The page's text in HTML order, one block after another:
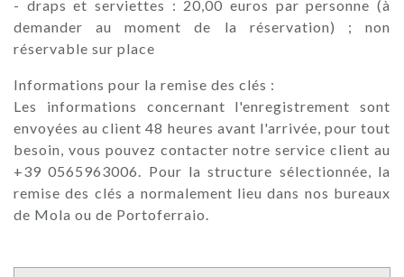
- draps et serviettes : 20,00 euros par personne (à
demander au moment de la réservation) ; non
réservable sur place
Informations pour la remise des clés :
Les informations concernant l'enregistrement sont
envoyées au client 48 heures avant l'arrivée, pour tout
besoin, vous pouvez contacter notre service client au
+39 0565963006. Pour la structure sélectionnée, la
remise des clés a normalement lieu dans nos bureaux
de Mola ou de Portoferraio.